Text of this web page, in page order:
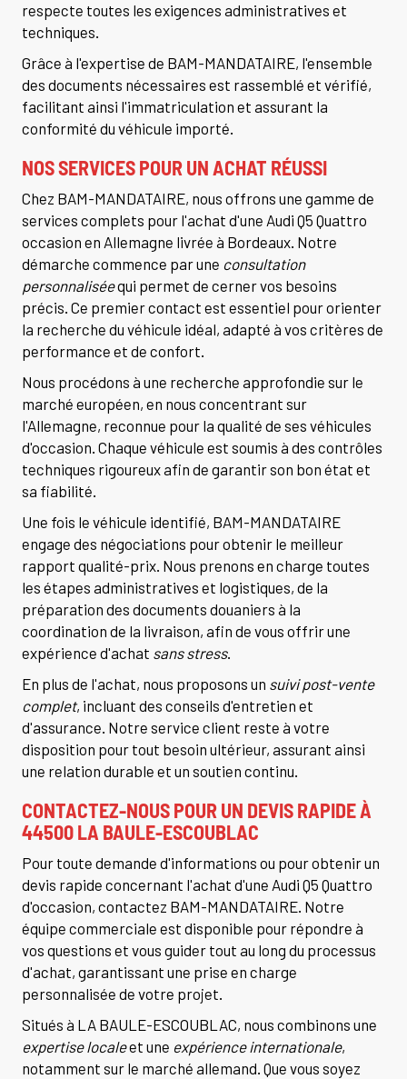
respecte toutes les exigences administratives et
techniques.
Grâce à l'expertise de BAM-MANDATAIRE, l'ensemble
des documents nécessaires est rassemblé et vérifié,
facilitant ainsi l'immatriculation et assurant la
conformité du véhicule importé.
NOS SERVICES POUR UN ACHAT RÉUSSI
Chez BAM-MANDATAIRE, nous offrons une gamme de
services complets pour l'achat d'une Audi Q5 Quattro
occasion en Allemagne livrée à Bordeaux. Notre
démarche commence par une consultation
personnaliséequi permet de cerner vos besoins
précis. Ce premier contact est essentiel pour orienter
la recherche du véhicule idéal, adapté à vos critères de
performance et de confort.
Nous procédons à une recherche approfondie sur le
marché européen, en nous concentrant sur
l'Allemagne, reconnue pour la qualité de ses véhicules
d'occasion. Chaque véhicule est soumis à des contrôles
techniques rigoureux afin de garantir son bon état et
sa fiabilité.
Une fois le véhicule identifié, BAM-MANDATAIRE
engage des négociations pour obtenir le meilleur
rapport qualité-prix. Nous prenons en charge toutes
les étapes administratives et logistiques, de la
préparation des documents douaniers à la
coordination de la livraison, afin de vous offrir une
expérience d'achat sans stress.
En plus de l'achat, nous proposons un suivi post-vente
complet, incluant des conseils d'entretien et
d'assurance. Notre service client reste à votre
disposition pour tout besoin ultérieur, assurant ainsi
une relation durable et un soutien continu.
CONTACTEZ-NOUS POUR UN DEVIS RAPIDE À
44500 LA BAULE-ESCOUBLAC
Pour toute demande d'informations ou pour obtenir un
devis rapide concernant l'achat d'une Audi Q5 Quattro
d'occasion, contactez BAM-MANDATAIRE. Notre
équipe commerciale est disponible pour répondre à
vos questions et vous guider tout au long du processus
d'achat, garantissant une prise en charge
personnalisée de votre projet.
Situés à LA BAULE-ESCOUBLAC, nous combinons une
expertise localeet une expérience internationale,
notamment sur le marché allemand. Que vous soyez